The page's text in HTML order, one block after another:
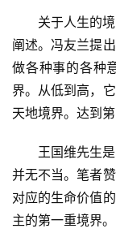
关于人生的
阐述。冯友兰提
做各种事的各种
界。从低到高，
天地境界。达到
王国维先生
并无不当。笔者
对应的生命价值
主的第一重境界。